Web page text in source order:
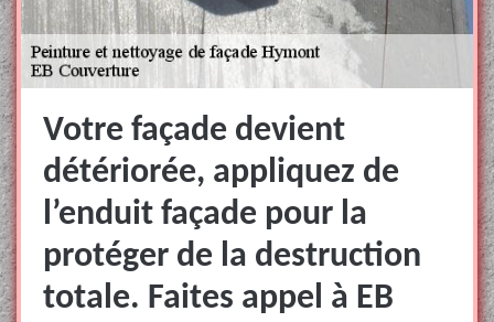
Votre façade devient
détériorée, appliquez de
l’enduit façade pour la
protéger de la destruction
totale. Faites appel à EB